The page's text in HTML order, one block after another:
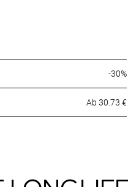
-30%
Ab 30.73 €